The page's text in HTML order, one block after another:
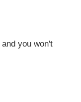
and you won't